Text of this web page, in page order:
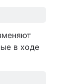
в ходе